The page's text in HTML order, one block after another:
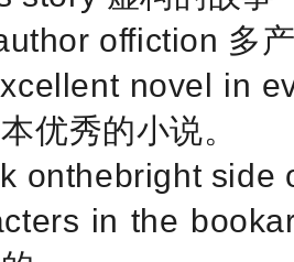
offiction 多
novel in
优秀的小说。
onthebright side
in the